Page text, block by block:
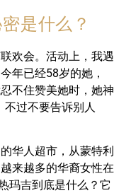
是什么？
欢会。活动上，我遇
年已经58岁的她，
不住赞美她时，她神
过不要告诉别人
华人超市，从蒙特利
来越多的华裔女性在
玛吉到底是什么？它